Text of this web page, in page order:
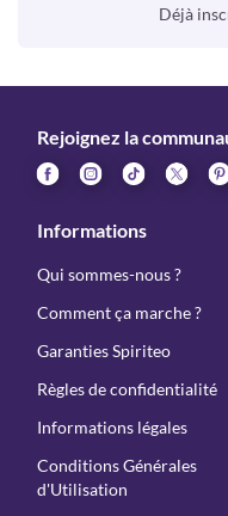
Déjà
Rejoignez la
Informations
Qui sommes-nous ?
Comment ça marche ?
Garanties Spiriteo
Règles de confidentialité
Informations légales
Conditions Générales
d'Utilisation